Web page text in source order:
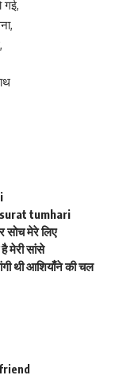
गई,
tumhari
सोच मेरे लिए
मेरी सांसे
थी आशियाँने की चल